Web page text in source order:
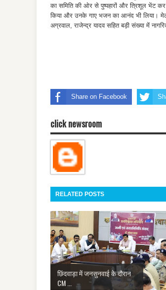
का समिति की ओर से पुष्पहारों और त्रिशूल भेंट
किया और उनके गाए भजन का आनंद भी लिया।
अग्रवाल, राजेन्द्र यादव सहित बड़ी संख्या में
Share on Facebook
click newsroom
RELATED POSTS
छिंदवाड़ा में जनसुनवाई के दौरान
CM ...